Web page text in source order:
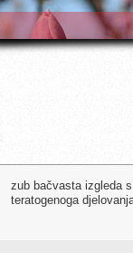
zub bačvasta izgleda
teratogenoga